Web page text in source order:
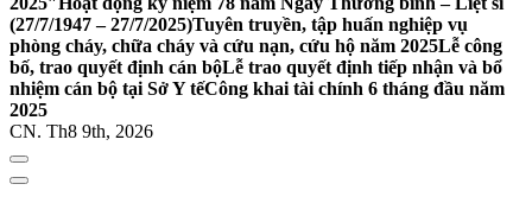
(27/7/1947 – 27/7/2025)Tuyên truyền, tập huấn nghiệp vụ
phòng cháy, chữa cháy và cứu nạn, cứu hộ năm 2025Lễ công
bố, trao quyết định cán bộLễ trao quyết định tiếp nhận và bổ
nhiệm cán bộ tại Sở Y tếCông khai tài chính 6 tháng đầu năm
2025
CN. Th8 9th, 2026